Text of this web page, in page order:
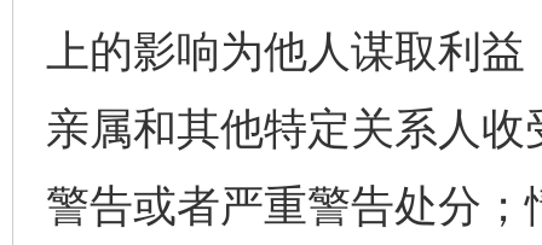
上的影响为他人谋取利
亲属和其他特定关系人
警告或者严重警告处分